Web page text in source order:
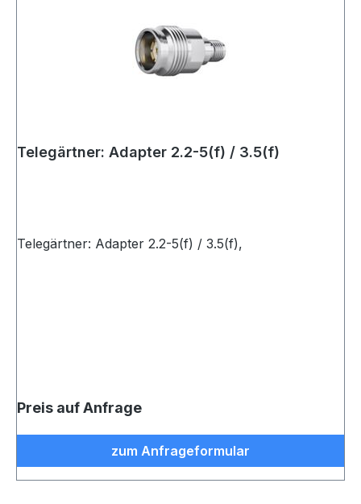
Telegärtner: Adapter 2.2-5(f) / 3.5(f)
Telegärtner: Adapter 2.2-5(f) / 3.5(f),
Preis auf Anfrage
zum Anfrageformular